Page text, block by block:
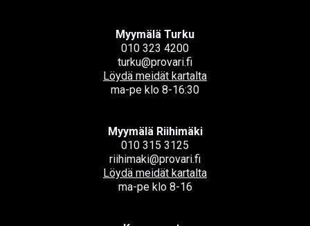
Myymälä Turku
010 323 4200
turku@provari.fi
Löydä meidät kartalta
ma-pe klo 8-16:30
Myymälä Riihimäki
010 315 3125
riihimaki@provari.fi
Löydä meidät kartalta
ma-pe klo 8-16